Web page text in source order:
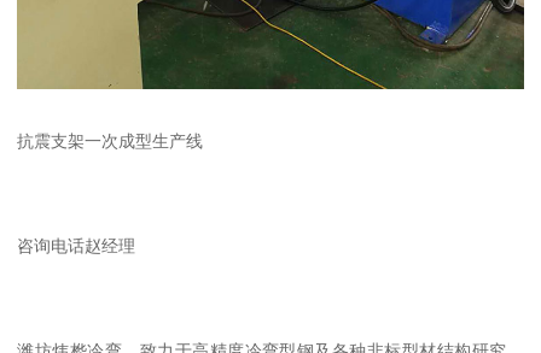
抗震支架一次成型生产线
咨询电话赵经理